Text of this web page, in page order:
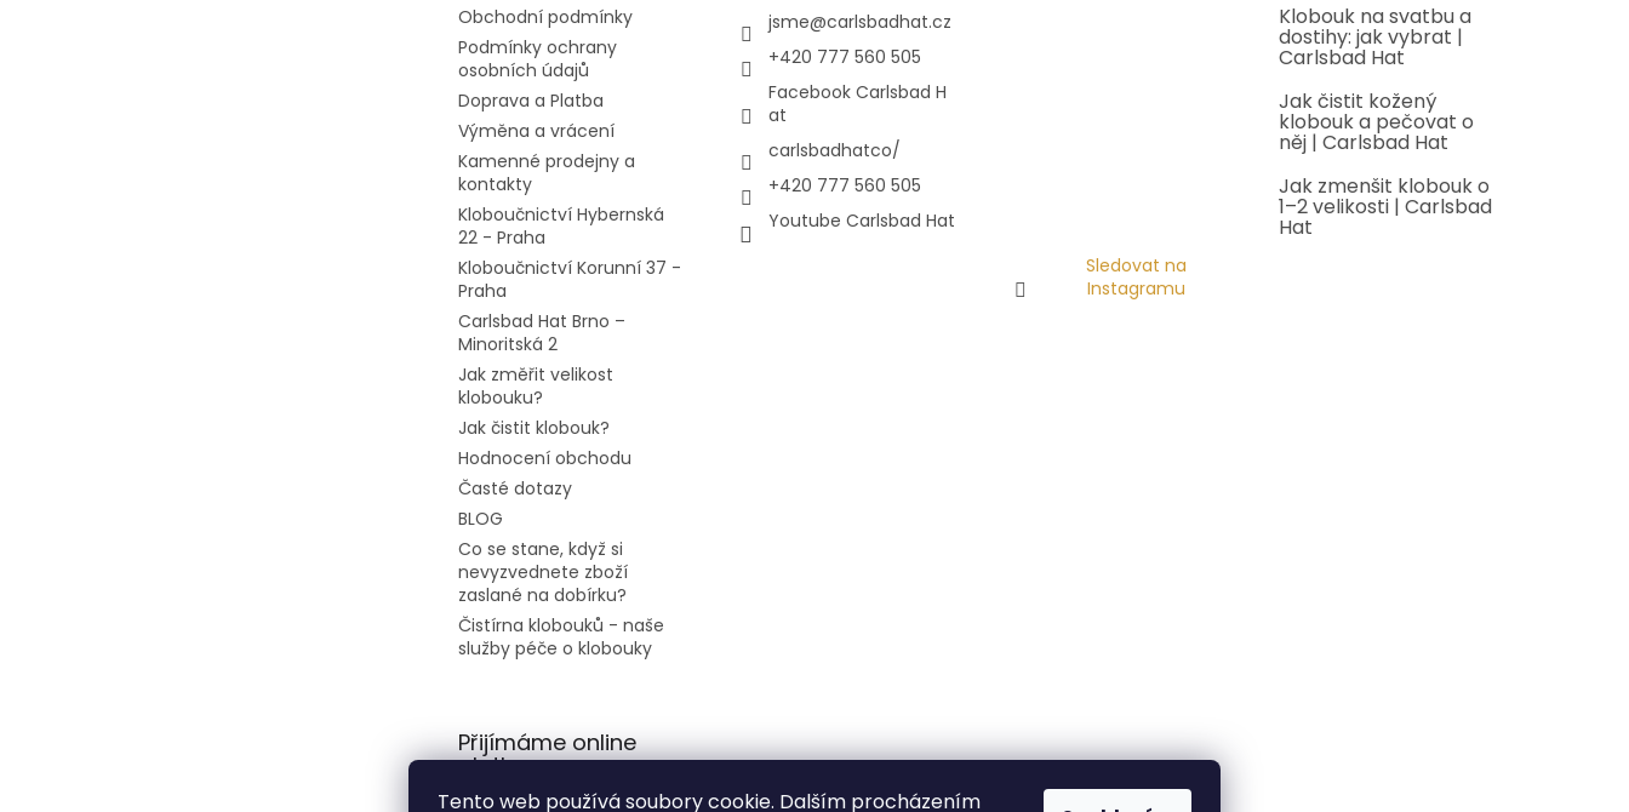
Tento web používá soubory cookie. Dalším procházením
Obchodní podmínky
Podmínky ochrany
osobních údajů
Doprava a Platba
Výměna a vrácení
Kamenné prodejny a
kontakty
Kloboučnictví Hybernská
22 - Praha
Kloboučnictví Korunní 37 -
Praha
Carlsbad Hat Brno –
Minoritská 2
Jak změřit velikost
klobouku?
Jak čistit klobouk?
Hodnocení obchodu
Časté dotazy
BLOG
Co se stane, když si
nevyzvednete zboží
zaslané na dobírku?
Čistírna klobouků - naše
služby péče o klobouky
jsme@carlsbadhat.cz
+420 777 560 505
Facebook Carlsbad H
at
carlsbadhatco/
+420 777 560 505
Youtube Carlsbad Hat
Sledovat na
Instagramu
Klobouk na svatbu a
dostihy: jak vybrat |
Carlsbad Hat
Jak čistit kožený
klobouk a pečovat o
něj | Carlsbad Hat
Jak zmenšit klobouk o
1–2 velikosti | Carlsbad
Hat
Přijímáme online
platby